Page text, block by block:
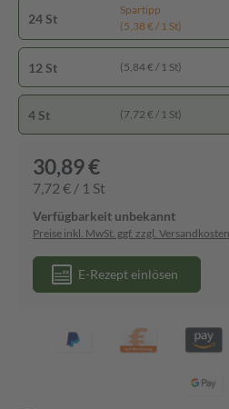
24 St
Spartipp
(5,38 € / 1 St)
12 St (5,84 € / 1 St)
4 St (7,72 € / 1 St)
30,89 €
7,72 € / 1 St
Verfügbarkeit unbekannt
Preise inkl. MwSt. ggf. zzgl. Versandkosten
E-Rezept einlösen